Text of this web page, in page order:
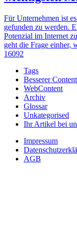
Für Unternehmen ist
gefunden zu werden.
Potenzial im Internet
geht die Frage
16092
Tags
Besserer Content
WebContent
Archiv
Glossar
Unkategorised
Ihr Artikel bei
Impressum
AGB